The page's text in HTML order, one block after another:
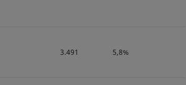
3.491 5,8%